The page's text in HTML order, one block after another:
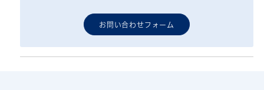
お問い合わせフォーム